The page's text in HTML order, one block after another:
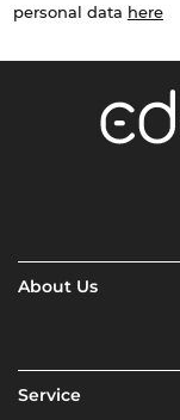
personal data here
About Us
Service